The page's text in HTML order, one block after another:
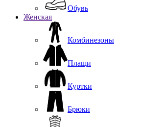
Обувь
Женская
Комбинезоны
Плащи
Куртки
Брюки